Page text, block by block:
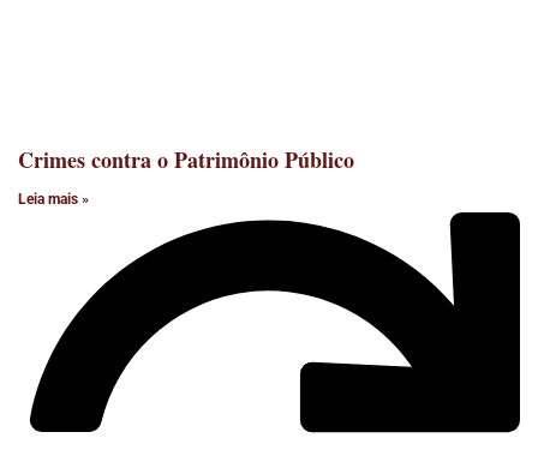
Crimes contra o Patrimônio Público
Leia mais »